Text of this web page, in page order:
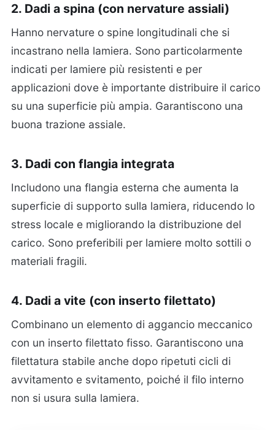
2. Dadi a spina (con nervature assiali)
Hanno nervature o spine longitudinali che si
incastrano nella lamiera. Sono particolarmente
indicati per lamiere più resistenti e per
applicazioni dove è importante distribuire il carico
su una superficie più ampia. Garantiscono una
buona trazione assiale.
3. Dadi con flangia integrata
Includono una flangia esterna che aumenta la
superficie di supporto sulla lamiera, riducendo lo
stress locale e migliorando la distribuzione del
carico. Sono preferibili per lamiere molto sottili o
materiali fragili.
4. Dadi a vite (con inserto filettato)
Combinano un elemento di aggancio meccanico
con un inserto filettato fisso. Garantiscono una
filettatura stabile anche dopo ripetuti cicli di
avvitamento e svitamento, poiché il filo interno
non si usura sulla lamiera.